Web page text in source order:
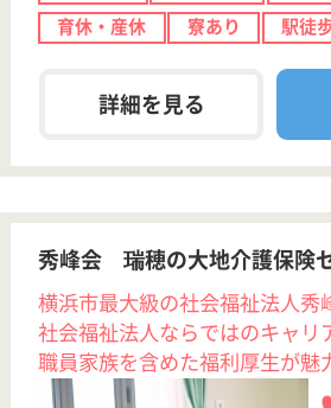
正看護師 正社員(日勤のみ)
給与
月給：245,000円〜
住宅手当あり
詳細を見る WEB問合せ
秀峰会 銀の舞介護保険センター
横浜市最大級の社会福祉法人秀峰会が運営！大手
社会福祉法人ならではのキャリアアップ、職員と
職員家族を含めた福利厚生が魅力的です♪
神奈川県横浜市
旭区二俣川2-50-
14